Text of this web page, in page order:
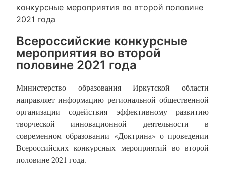
конкурсные мероприятия во второй половине
2021 года
Всероссийские конкурсные
мероприятия во второй
половине 2021 года
Министерство образования Иркутской области
направляет информацию региональной общественной
организации содействия эффективному развитию
творческой инновационной деятельности в
современном образовании «Доктрина» о проведении
Всероссийских конкурсных мероприятий во второй
половине 2021 года.